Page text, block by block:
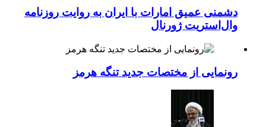
دشمنی عمیق امارات با ایران به روایت روزنامه
وال‌استریت ژورنال
رونمایی از مختصات جدید تنگه هرمز